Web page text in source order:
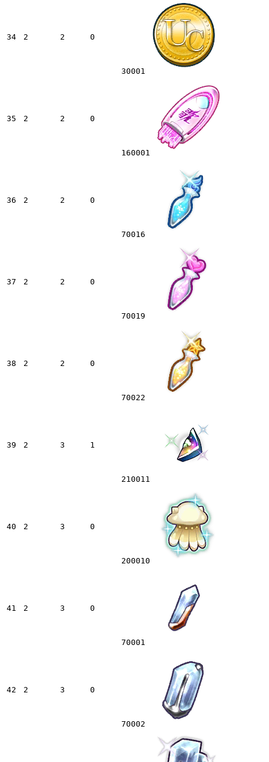
34 2 2 0
30001
35 2 2 0
160001
36 2 2 0
70016
37 2 2 0
70019
38 2 2 0
70022
39 2 3 1
210011
40 2 3 0
200010
41 2 3 0
70001
42 2 3 0
70002